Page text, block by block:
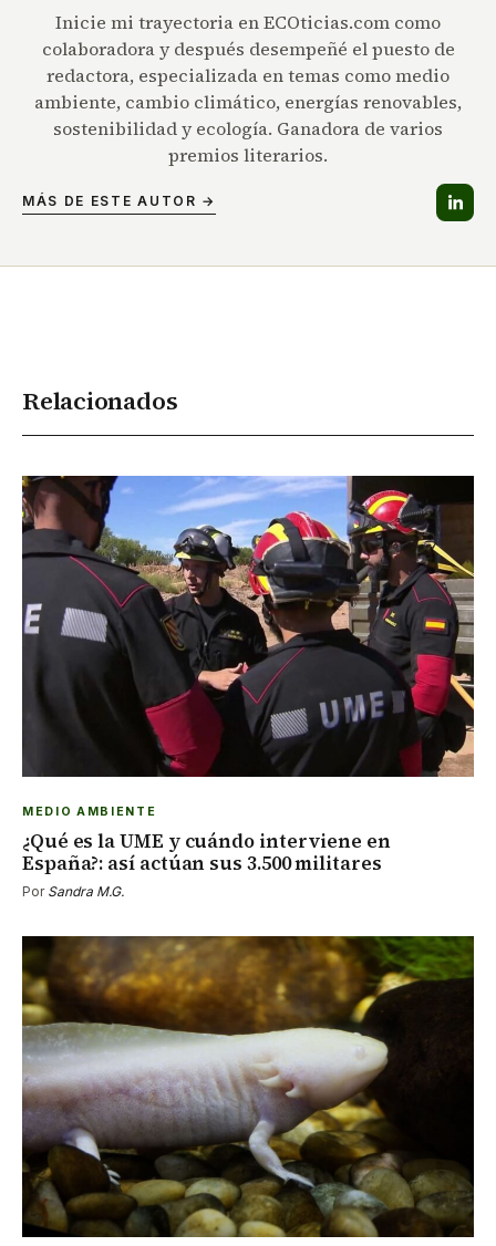
Inicie mi trayectoria en ECOticias.com como
colaboradora y después desempeñé el puesto de
redactora, especializada en temas como medio
ambiente, cambio climático, energías renovables,
sostenibilidad y ecología. Ganadora de varios
premios literarios.
MÁS DE ESTE AUTOR →
Relacionados
MEDIO AMBIENTE
¿Qué es la UME y cuándo interviene en
España?: así actúan sus 3.500 militares
Por Sandra M.G.